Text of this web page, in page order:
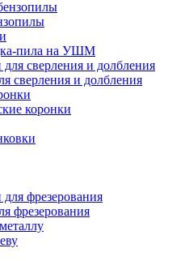
пила на УШМ
сверления и долбления
коронки
фрезерования